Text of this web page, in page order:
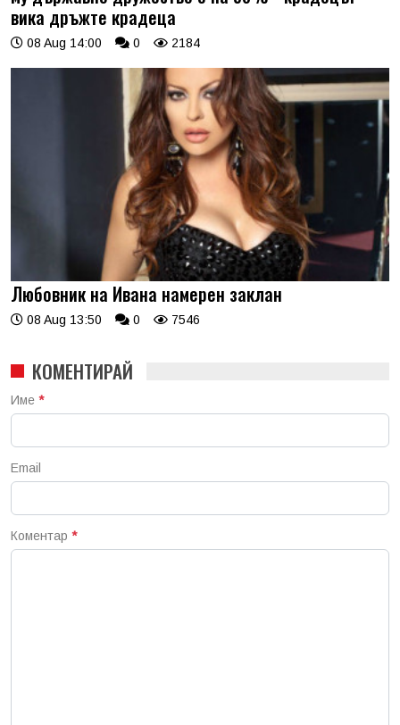
вика дръжте крадеца
08 Aug 14:00 0 2184
Любовник на Ивана намерен заклан
08 Aug 13:50 0 7546
КОМЕНТИРАЙ
Име *
Email
Коментар *